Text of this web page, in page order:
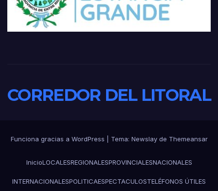
CORREDOR DEL LITORAL
Funciona gracias a WordPress Tema: Newslayde Themeansar
InicioLOCALESREGIONALESPROVINCIALESNACIONALES
INTERNACIONALESPOLITICAESPECTACULOSTELÉFONOS ÚTILES